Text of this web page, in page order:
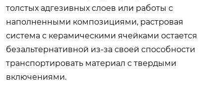
толстых адгезивных слоев или работы с
наполненными композициями, растровая
система с керамическими ячейками остается
безальтернативной из-за своей способности
транспортировать материал с твердыми
включениями.